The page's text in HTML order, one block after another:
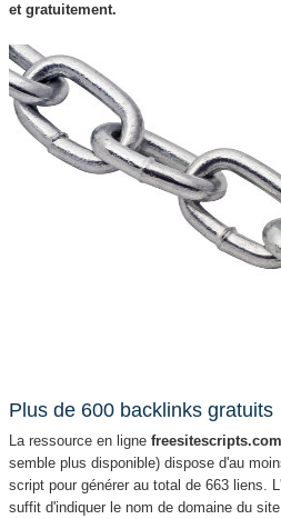
et gratuitement.
Plus de 600 backlinks gratuits
La ressource en lignefreesitescripts.com
semble plus disponible) dispose d'au
script pour générer au total de 663 liens.
suffit d'indiquer le nom de domaine du